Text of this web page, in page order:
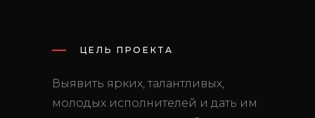
Выявить ярких, талантливых,
молодых исполнителей и дать им
ЦЕЛЬ ПРОЕКТА